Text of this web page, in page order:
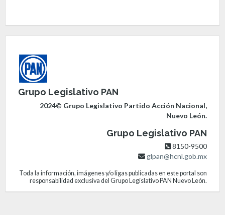
Grupo Legislativo PAN
2024© Grupo Legislativo Partido Acción Nacional,
Nuevo León.
Grupo Legislativo PAN
8150-9500
glpan@hcnl.gob.mx
Toda la información, imágenes y/o ligas publicadas en este portal son
responsabilidad exclusiva del Grupo Legislativo PAN Nuevo León.